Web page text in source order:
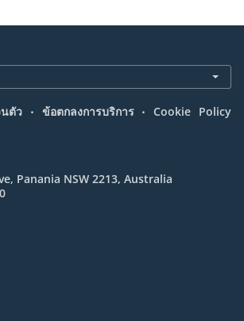
ตัว . ข้อตกลงการบริการ . Cookie Policy
Panania NSW 2213, Australia